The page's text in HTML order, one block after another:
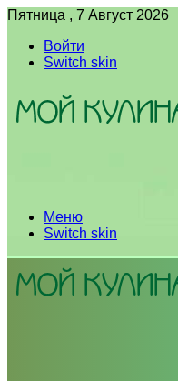
Пятница , 7 Август 2026
Войти
Switch skin
Меню
Switch skin